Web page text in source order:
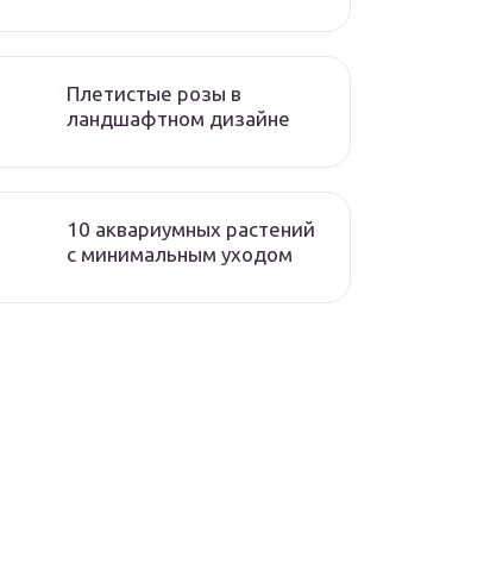
Плетистые розы в
ландшафтном дизайне
10 аквариумных растений
с минимальным уходом